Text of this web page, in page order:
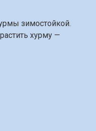
зимостойкой.
хурму —